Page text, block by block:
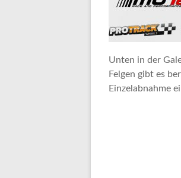
Unten in der
Felgen gibt es
Einzelabnahme